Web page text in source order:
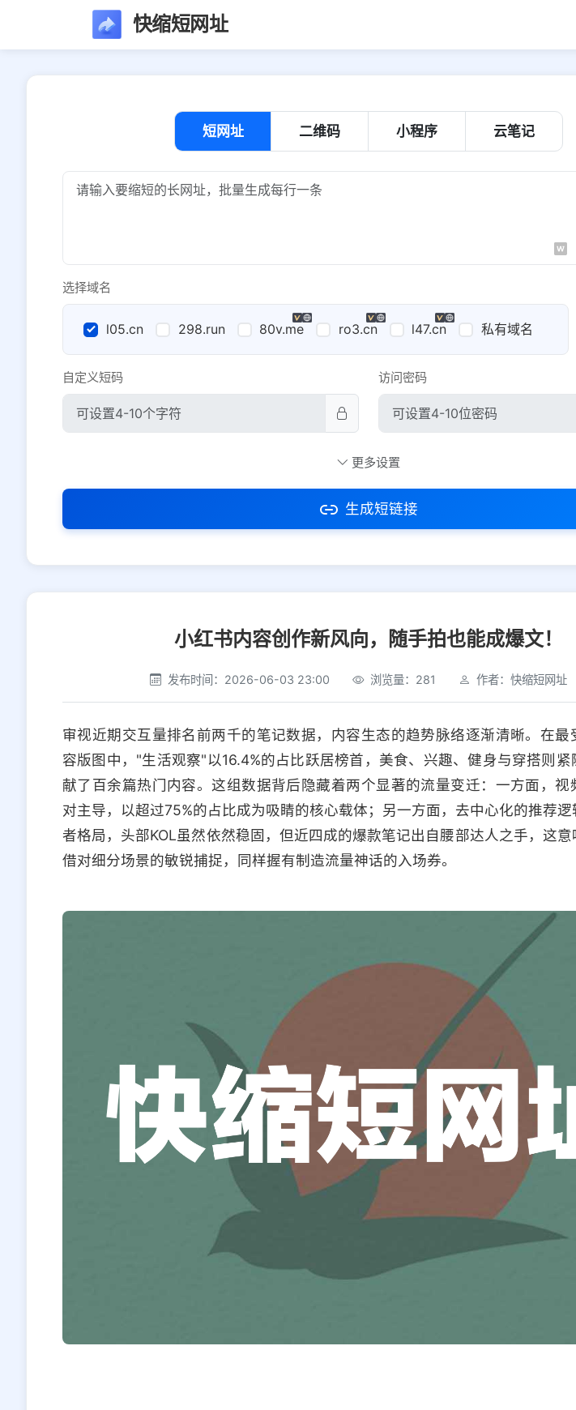
快缩短网址
短网址 二维码 小程序 云笔记
选择域名
l05.cn 298.run 80v.me ro3.cn l47.cn 私有域名
自定义短码 访问密码
社交平台 电商平台
选择防红平台类型，避免链接被拦截
平台设置
iOS Android PC 其
更多设置
生成短链接
小红书内容创作新风向，随手拍也能成爆文！
发布时间：2026-06-03 23:00 浏览量：281 作者：快缩短网址
审视近期交互量排名前两千的笔记数据，内容生态的趋势脉络逐渐清晰。在最
容版图中，"生活观察"以16.4%的占比跃居榜首，美食、兴趣、健身与穿搭则紧
献了百余篇热门内容。这组数据背后隐藏着两个显著的流量变迁：一方面，视
对主导，以超过75%的占比成为吸睛的核心载体；另一方面，去中心化的推荐
者格局，头部KOL虽然依然稳固，但近四成的爆款笔记出自腰部达人之手，这
借对细分场景的敏锐捕捉，同样握有制造流量神话的入场券。